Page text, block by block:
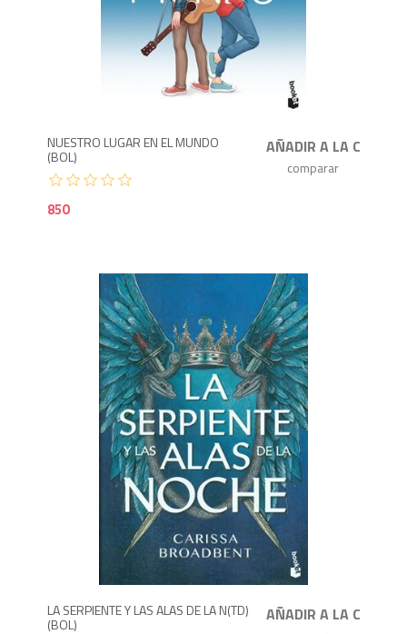
NUESTRO LUGAR EN EL MUNDO
(BOL)
850
LA SERPIENTE Y LAS ALAS DE LA N(TD)
(BOL)